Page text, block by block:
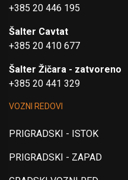
+385 20 446 195
Šalter Cavtat
+385 20 410 677
Šalter Žičara - zatvoreno
+385 20 441 329
VOZNI REDOVI
PRIGRADSKI - ISTOK
PRIGRADSKI - ZAPAD